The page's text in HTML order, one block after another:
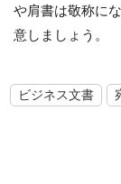
や肩書は敬称に
意しましょう。
ビジネス文書